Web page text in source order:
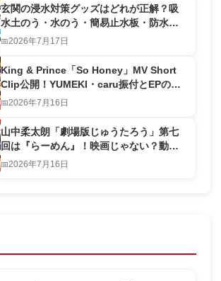
玄関の浸水対策グッズはどれが正解？吸
水土のう・水のう・簡易止水板・防水テ
ープを比較
2026年7月17日
King & Prince「So Honey」MV Short
Clip公開！YUMEKI・caru振付とEPの見
どころ
2026年7月16日
山中柔太朗「劇場版じゅうたろう」第七
回は『らーめん』！映画じゃない？動画
の見どころ
2026年7月16日